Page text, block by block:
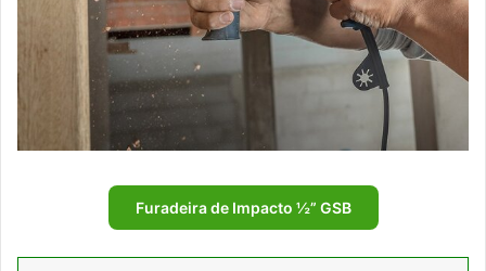
Furadeira de Impacto ½” GSB